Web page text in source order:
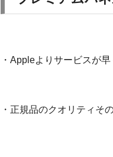
・Appleよりサービスが
・正規品のクオリティそ